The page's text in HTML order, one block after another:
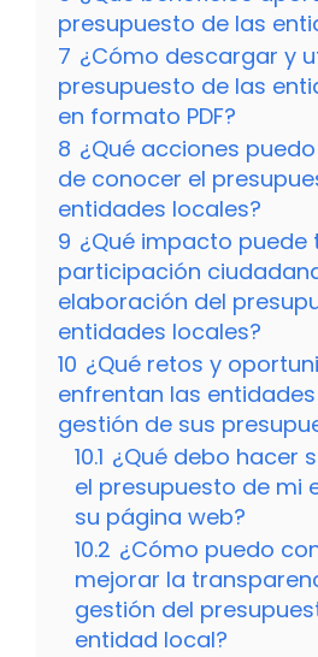
presupuesto de las
7 ¿Cómo descargar y
presupuesto de las
en formato PDF?
8 ¿Qué acciones
de conocer el
entidades locales?
9 ¿Qué impacto puede
participación
elaboración del
entidades locales?
10 ¿Qué retos y
enfrentan las
gestión de sus
10.1 ¿Qué debo hacer
el presupuesto de mi
su página web?
10.2 ¿Cómo puedo
mejorar la
gestión del
entidad local?